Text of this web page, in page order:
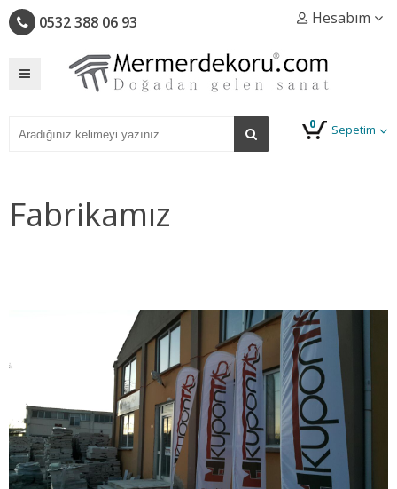
0532 388 06 93 Hesabım
Sepetim
0
Fabrikamız